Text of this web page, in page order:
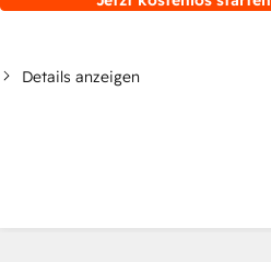
Details anzeigen